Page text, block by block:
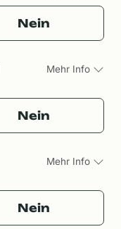
Nein
Mehr Info
Nein
Mehr Info
Nein